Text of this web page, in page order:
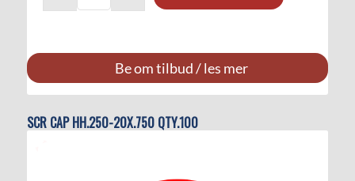
Be om tilbud / les mer
SCR CAP HH.250-20X.750 QTY.100